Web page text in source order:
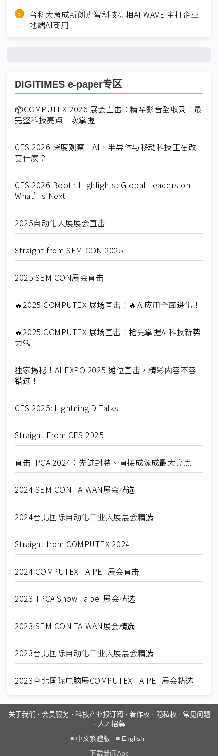
台科大育成新创虎智科技亮相AI WAVE 主打企业
地端AI商用
DIGITIMES e-paper专区
📦COMPUTEX 2026 展会直击：精华影音全收录！最
完整科技亮点一次掌握
CES 2026 深度观察｜AI、半导体与移动科技正在改
变什麽？
CES 2026 Booth Highlights: Global Leaders on
What’s Next
2025自动化大展展会直击
Straight from SEMICON 2025
2025 SEMICON展会直击
🔥2025 COMPUTEX 展场直击！🔥AI应用全面进化！
🔥2025 COMPUTEX 展场直击！抢先掌握AI科技新势
力🔍
独家揭秘！AI EXPO 2025 摊位直击，精彩内容不容
错过！
CES 2025: Lightning D-Talks
Straight From CES 2025
直击TPCA 2024：先进封装、直接成像成最大亮点
2024 SEMICON TAIWAN展会精选
2024台北国际自动化工业大展展会精选
Straight from COMPUTEX 2024
2024 COMPUTEX TAIPEI 展会直击
2023 TPCA Show Taipei 展会精选
2023 SEMICON TAIWAN展会精选
2023台北国际自动化工业大展展会精选
2023台北国际电脑展COMPUTEX TAIPEI 展会精选
关于我们 · 会员服务· 科技产业报订阅 · 着作权 · 隐私权 · 常见问题
· 人才招募
■ 中文繁體版 ■ English
下载新闻App